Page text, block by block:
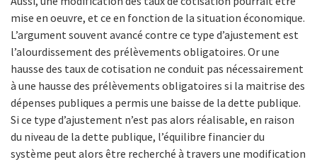
mise en oeuvre, et ce en fonction de la situation économique.
L’argument souvent avancé contre ce type d’ajustement est
l’alourdissement des prélèvements obligatoires. Or une
hausse des taux de cotisation ne conduit pas nécessairement
à une hausse des prélèvements obligatoires si la maitrise des
dépenses publiques a permis une baisse de la dette publique.
Si ce type d’ajustement n’est pas alors réalisable, en raison
du niveau de la dette publique, l’équilibre financier du
système peut alors être recherché à travers une modification